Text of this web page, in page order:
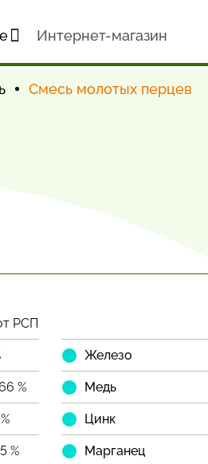
Интернет-магазин
Смесь молотых перцев
РСП
%
%
Железо
Медь
Цинк
Марганец